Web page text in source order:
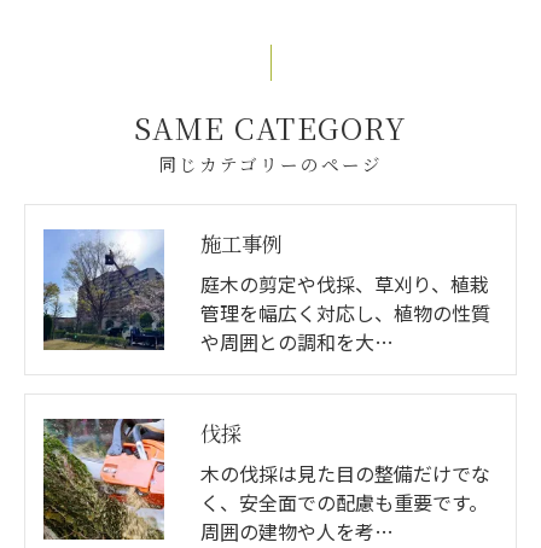
同じカテゴリーのページ
SAME CATEGORY
施工事例
庭木の剪定や伐採、草刈り、植栽
管理を幅広く対応し、植物の性質
や周囲との調和を大…
伐採
木の伐採は見た目の整備だけでな
く、安全面での配慮も重要です。
周囲の建物や人を考…